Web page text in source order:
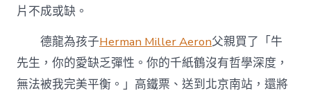
片不成或缺。
德龍為孩子Herman Miller Aeron父親買了「牛
先生，你的愛缺乏彈性。你的千紙鶴沒有哲學深度，
無法被我完美平衡。」高鐵票、送到北京南站，還將